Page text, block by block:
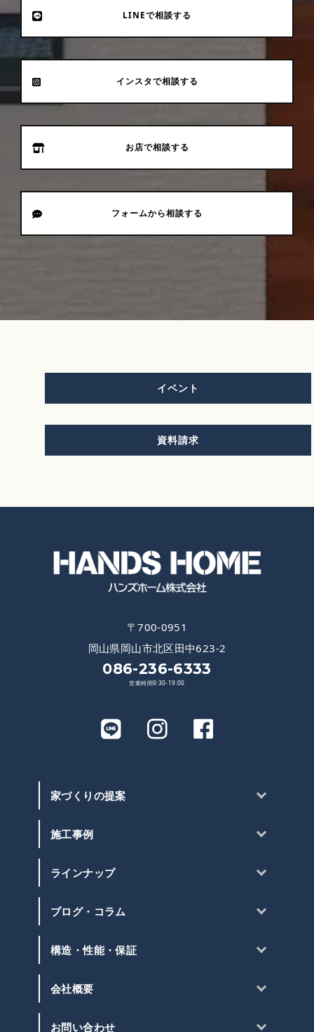
LINEで相談する
インスタで相談する
お店で相談する
フォームから相談する
イベント
資料請求
〒700-0951
岡山県岡山市北区田中623-2
086-236-6333
営業時間9:30-19:00
家づくりの提案
施工事例
ラインナップ
ブログ・コラム
構造・性能・保証
会社概要
お問い合わせ